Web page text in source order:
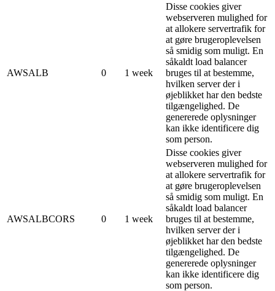
AWSALB 0 1 week
Disse cookies giver
webserveren mulighed for
at allokere servertrafik for
at gøre brugeroplevelsen
så smidig som muligt. En
såkaldt load balancer
bruges til at bestemme,
hvilken server der i
øjeblikket har den bedste
tilgængelighed. De
genererede oplysninger
kan ikke identificere dig
som person.
AWSALBCORS 0 1 week
Disse cookies giver
webserveren mulighed for
at allokere servertrafik for
at gøre brugeroplevelsen
så smidig som muligt. En
såkaldt load balancer
bruges til at bestemme,
hvilken server der i
øjeblikket har den bedste
tilgængelighed. De
genererede oplysninger
kan ikke identificere dig
som person.